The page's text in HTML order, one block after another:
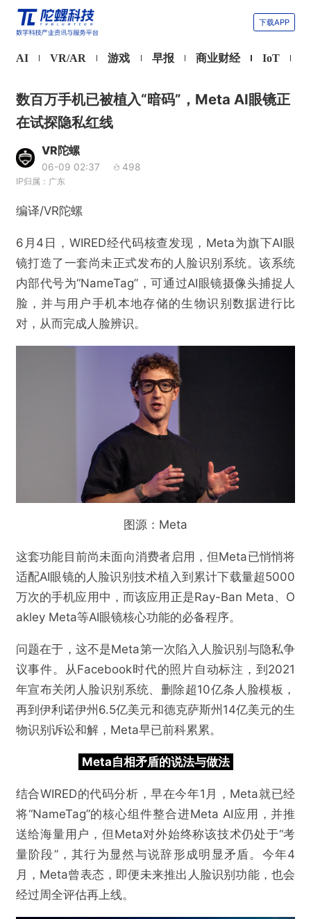
下载APP
AI VR/AR 游戏 早报 商业财经 IoT
数百万手机已被植入“暗码”，Meta AI眼镜正
在试探隐私红线
VR陀螺
06-09 02:37 498
IP归属：广东
编译/VR陀螺
6月4日，WIRED经代码核查发现，Meta为旗下AI眼
镜打造了一套尚未正式发布的人脸识别系统。该系统
内部代号为“NameTag”，可通过AI眼镜摄像头捕捉人
脸，并与用户手机本地存储的生物识别数据进行比
对，从而完成人脸辨识。
图源：Meta
这套功能目前尚未面向消费者启用，但Meta已悄悄将
适配AI眼镜的人脸识别技术植入到累计下载量超5000
万次的手机应用中，而该应用正是Ray-Ban Meta、O
akley Meta等AI眼镜核心功能的必备程序。
问题在于，这不是Meta第一次陷入人脸识别与隐私争
议事件。从Facebook时代的照片自动标注，到2021
年宣布关闭人脸识别系统、删除超10亿条人脸模板，
再到伊利诺伊州6.5亿美元和德克萨斯州14亿美元的生
物识别诉讼和解，Meta早已前科累累。
Meta自相矛盾的说法与做法
结合WIRED的代码分析，早在今年1月，Meta就已经
将“NameTag”的核心组件整合进Meta AI应用，并推
送给海量用户，但Meta对外始终称该技术仍处于“考
量阶段”，其行为显然与说辞形成明显矛盾。今年4
月，Meta曾表态，即便未来推出人脸识别功能，也会
经过周全评估再上线。